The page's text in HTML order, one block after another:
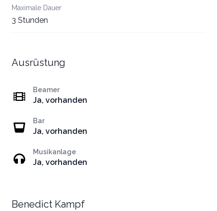
Maximale Dauer
3 Stunden
Ausrüstung
Beamer
Ja, vorhanden
Bar
Ja, vorhanden
Musikanlage
Ja, vorhanden
Benedict Kampf